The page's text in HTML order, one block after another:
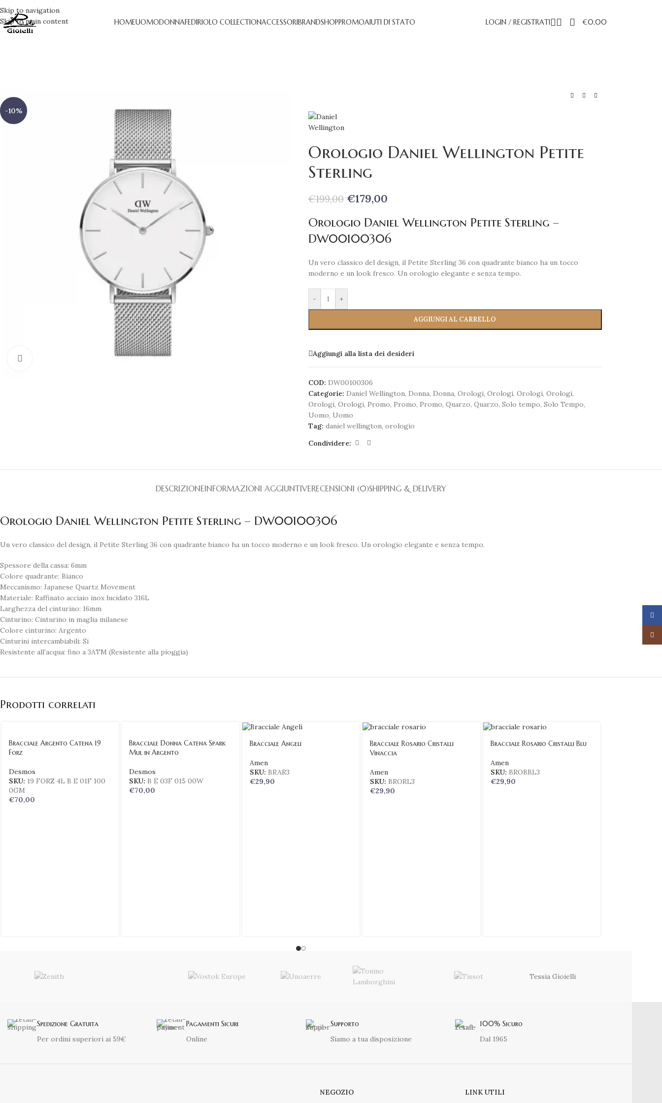
Skip to navigation
Skip to main content
HOMEUOMODONNAFEDIRIOLO COLLECTIONACCESSORIBRANDSHOPPROMOAIUTI DI STATO LOGIN / REGISTRATI €0,00
-10%
Orologio Daniel Wellington Petite
Sterling
€199,00 €179,00
Orologio Daniel Wellington Petite Sterling –
DW00100306
Un vero classico del design, il Petite Sterling 36 con quadrante bianco ha un tocco
moderno e un look fresco. Un orologio elegante e senza tempo.
- +
AGGIUNGI AL CARRELLO
Aggiungi alla lista dei desideri
COD: DW00100306
Categorie: Daniel Wellington, Donna, Donna, Orologi, Orologi, Orologi, Orologi,
Orologi, Orologi, Promo, Promo, Promo, Quarzo, Quarzo, Solo tempo, Solo Tempo,
Uomo, Uomo
Tag: daniel wellington, orologio
Condividere:
DESCRIZIONEINFORMAZIONI AGGIUNTIVERECENSIONI (0)SHIPPING & DELIVERY
Orologio Daniel Wellington Petite Sterling – DW00100306
Un vero classico del design, il Petite Sterling 36 con quadrante bianco ha un tocco moderno e un look fresco. Un orologio elegante e senza tempo.
Spessore della cassa: 6mm
Colore quadrante: Bianco
Meccanismo: Japanese Quartz Movement
Materiale: Raffinato acciaio inox lucidato 316L
Larghezza del cinturino: 16mm
Cinturino: Cinturino in maglia milanese
Colore cinturino: Argento
Cinturini intercambiabili: Si
Resistente all’acqua: fino a 3ATM (Resistente alla pioggia)
Prodotti correlati
Bracciale Argento Catena 19
Forz
Desmos
SKU: 19 FORZ 4L B E 01F 100
0GM
€70,00
Bracciale Donna Catena Spark
Mul in Argento
Desmos
SKU: B E 03F 015 00W
€70,00
Bracciale Angeli
Amen
SKU: BRAR3
€29,90
Bracciale Rosario Cristalli
Vinaccia
Amen
SKU: BRORL3
€29,90
Bracciale Rosario Cristalli Blu
Amen
SKU: BROBBL3
€29,90
Tessia Gioielli
Spedizione Gratuita
Per ordini superiori ai 59€
Pagamenti Sicuri
Online
Supporto
Siamo a tua disposizione
100% Sicuro
Dal 1965
NEGOZIO LINK UTILI